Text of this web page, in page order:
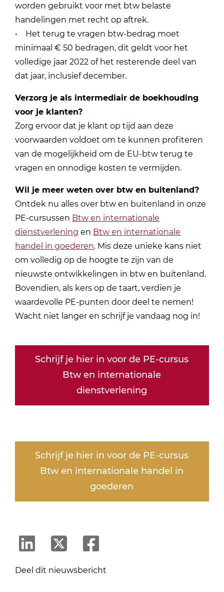
worden gebruikt voor met btw belaste
handelingen met recht op aftrek.
• Het terug te vragen btw-bedrag moet
minimaal € 50 bedragen, dit geldt voor het
volledige jaar 2022 of het resterende deel van
dat jaar, inclusief december.
Verzorg je als intermediair de boekhouding
voor je klanten?
Zorg ervoor dat je klant op tijd aan deze
voorwaarden voldoet om te kunnen profiteren
van de mogelijkheid om de EU-btw terug te
vragen en onnodige kosten te vermijden.
Wil je meer weten over btw en buitenland?
Ontdek nu alles over btw en buitenland in onze
PE-cursussen Btw en internationale
dienstverlening en Btw en internationale
handel in goederen. Mis deze unieke kans niet
om volledig op de hoogte te zijn van de
nieuwste ontwikkelingen in btw en buitenland.
Bovendien, als kers op de taart, verdien je
waardevolle PE-punten door deel te nemen!
Wacht niet langer en schrijf je vandaag nog in!
Schrijf je hier in voor de PE-cursus
Btw en internationale
dienstverlening
Schrijf je hier in voor de PE-cursus
Btw en internationale handel in
goederen
Deel dit nieuwsbericht